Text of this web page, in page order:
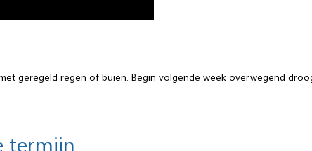
geregeld regen of buien. Begin volgende week overwegend
termijn